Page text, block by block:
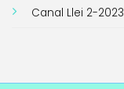
Canal Llei 2-2023